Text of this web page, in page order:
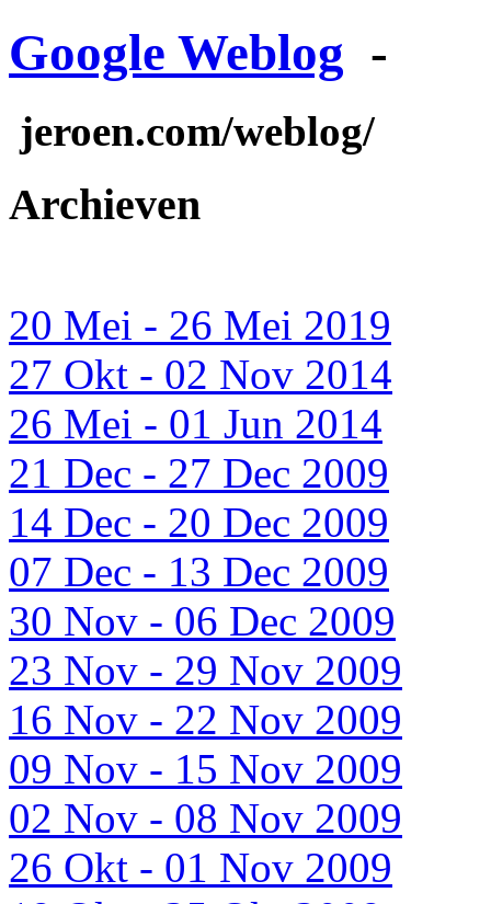
Google Weblog -
jeroen.com/weblog/
Archieven
20 Mei - 26 Mei 2019
27 Okt - 02 Nov 2014
26 Mei - 01 Jun 2014
21 Dec - 27 Dec 2009
14 Dec - 20 Dec 2009
07 Dec - 13 Dec 2009
30 Nov - 06 Dec 2009
23 Nov - 29 Nov 2009
16 Nov - 22 Nov 2009
09 Nov - 15 Nov 2009
02 Nov - 08 Nov 2009
26 Okt - 01 Nov 2009